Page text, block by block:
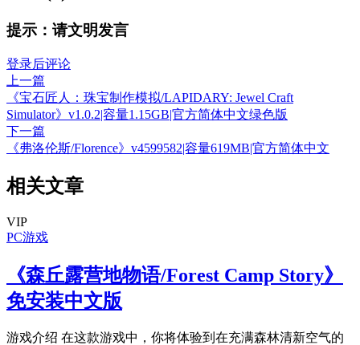
提示：请文明发言
登录后评论
上一篇
《宝石匠人：珠宝制作模拟/LAPIDARY: Jewel Craft
Simulator》v1.0.2|容量1.15GB|官方简体中文绿色版
下一篇
《弗洛伦斯/Florence》v4599582|容量619MB|官方简体中文
相关文章
VIP
PC游戏
《森丘露营地物语/Forest Camp Story》
免安装中文版
游戏介绍 在这款游戏中，你将体验到在充满森林清新空气的